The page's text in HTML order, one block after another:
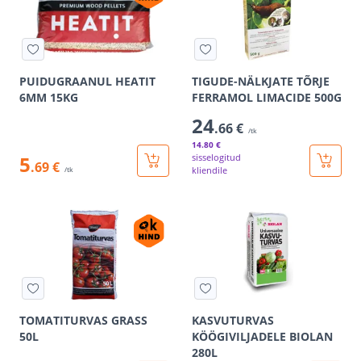
PUIDUGRAANUL HEATIT
6MM 15KG
5.69 € /tk
TIGUDE-NÄLKJATE TÕRJE
FERRAMOL LIMACIDE 500G
24.66 € /tk
14.80 €
sisselogitud
kliendile
TOMATITURVAS GRASS
50L
KASVUTURVAS
KÖÖGIVILJADELE BIOLAN
280L